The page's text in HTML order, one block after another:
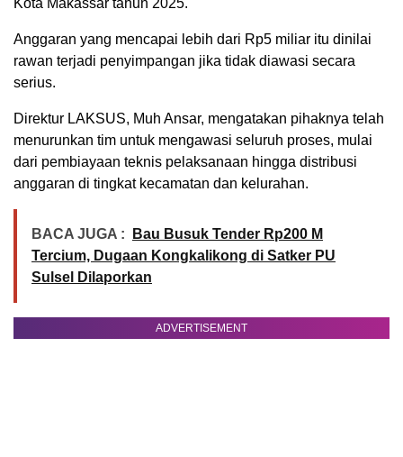
Kota Makassar tahun 2025.
Anggaran yang mencapai lebih dari Rp5 miliar itu dinilai
rawan terjadi penyimpangan jika tidak diawasi secara
serius.
Direktur LAKSUS, Muh Ansar, mengatakan pihaknya telah
menurunkan tim untuk mengawasi seluruh proses, mulai
dari pembiayaan teknis pelaksanaan hingga distribusi
anggaran di tingkat kecamatan dan kelurahan.
BACA JUGA :
Bau Busuk Tender Rp200 M
Tercium, Dugaan Kongkalikong di Satker PU
Sulsel Dilaporkan
ADVERTISEMENT